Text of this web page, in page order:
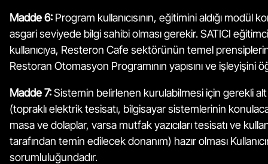
Madde 6: Program kullanıcısının, eğitimini aldığı modül
asgari seviyede bilgi sahibi olması gerekir. SATICI
kullanıcıya, Resteron Cafe sektörünün temel
Restoran Otomasyon Programının yapısını ve işleyişini
Madde 7:Sistemin belirlenen kurulabilmesi için gerekli alt
(topraklı elektrik tesisatı, bilgisayar sistemlerinin
masa ve dolaplar, varsa mutfak yazıcıları tesisatı ve
tarafından temin edilecek donanım) hazır olması
sorumluluğundadır.